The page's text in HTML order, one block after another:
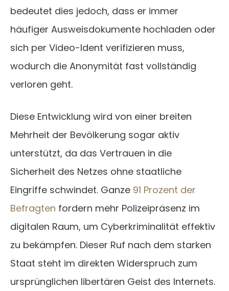
bedeutet dies jedoch, dass er immer
häufiger Ausweisdokumente hochladen oder
sich per Video-Ident verifizieren muss,
wodurch die Anonymität fast vollständig
verloren geht.
Diese Entwicklung wird von einer breiten
Mehrheit der Bevölkerung sogar aktiv
unterstützt, da das Vertrauen in die
Sicherheit des Netzes ohne staatliche
Eingriffe schwindet. Ganze 91 Prozent der
Befragten fordern mehr Polizeipräsenz im
digitalen Raum, um Cyberkriminalität effektiv
zu bekämpfen. Dieser Ruf nach dem starken
Staat steht im direkten Widerspruch zum
ursprünglichen libertären Geist des Internets.